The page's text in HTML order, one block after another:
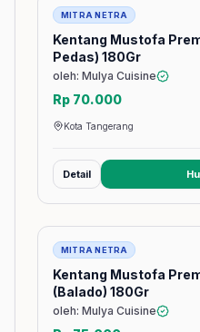
Barang
MITRA NETRA
Kentang Mustofa
Pedas) 180Gr
oleh: Mulya Cuisine
Rp 70.000
Kota Tangerang
Detail
Barang
MITRA NETRA
Kentang Mustofa
(Balado) 180Gr
oleh: Mulya Cuisine